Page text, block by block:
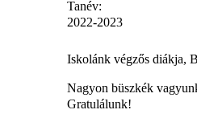
Tanév:
2022-2023
Iskolánk végzős diákja,
Nagyon büszkék
Gratulálunk!